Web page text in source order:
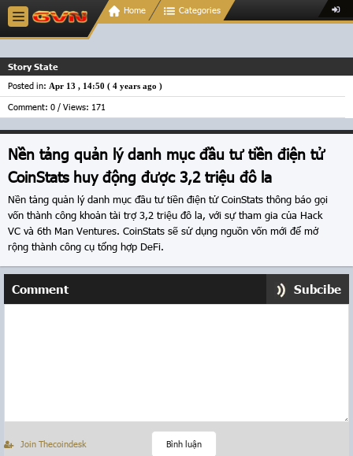
Home Categories
Story State
Posted in: Apr 13 , 14:50 ( 4 years ago )
Comment: 0 / Views: 171
Nền tảng quản lý danh mục đầu tư tiền điện tử
CoinStats huy động được 3,2 triệu đô la
Nền tảng quản lý danh mục đầu tư tiền điện tử CoinStats thông báo gọi
vốn thành công khoản tài trợ 3,2 triệu đô la, với sự tham gia của Hack
VC và 6th Man Ventures. CoinStats sẽ sử dụng nguồn vốn mới để mở
rộng thành công cụ tổng hợp DeFi.
Comment Subcibe
Join Thecoindesk Bình luận